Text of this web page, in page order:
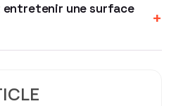
une surface
+